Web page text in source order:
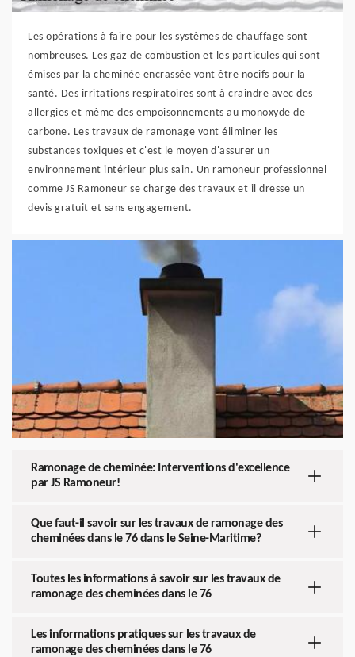
Les opérations à faire pour les systèmes de chauffage sont
nombreuses. Les gaz de combustion et les particules qui sont
émises par la cheminée encrassée vont être nocifs pour la
santé. Des irritations respiratoires sont à craindre avec des
allergies et même des empoisonnements au monoxyde de
carbone. Les travaux de ramonage vont éliminer les
substances toxiques et c'est le moyen d'assurer un
environnement intérieur plus sain. Un ramoneur professionnel
comme JS Ramoneur se charge des travaux et il dresse un
devis gratuit et sans engagement.
Ramonage de cheminée: Interventions d'excellence
par JS Ramoneur!
Que faut-il savoir sur les travaux de ramonage des
cheminées dans le 76 dans le Seine-Maritime?
Toutes les informations à savoir sur les travaux de
ramonage des cheminées dans le 76
Les informations pratiques sur les travaux de
ramonage des cheminées dans le 76